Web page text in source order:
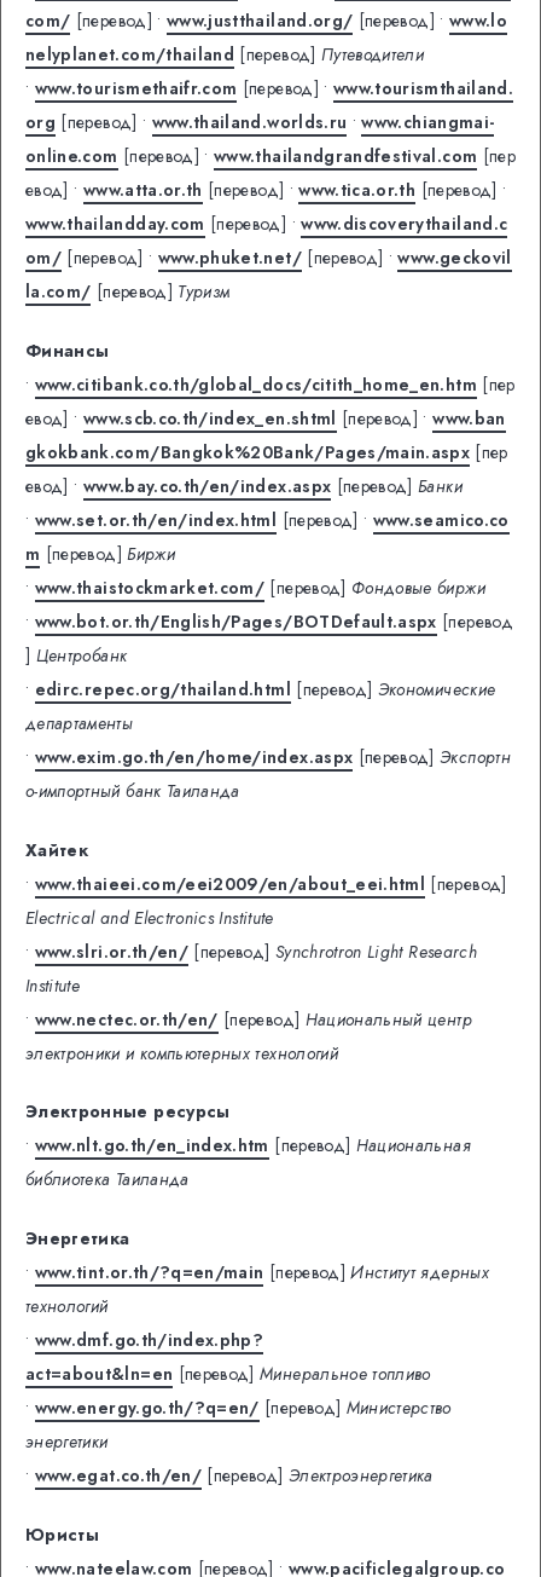
com/ [перевод] • www.justthailand.org/ [перевод] • www.lo
nelyplanet.com/thailand [перевод] Путеводители
• www.tourismethaifr.com [перевод] • www.tourismthailand.
org [перевод] • www.thailand.worlds.ru •www.chiangmai-
online.com [перевод] •www.thailandgrandfestival.com [пер
евод] • www.atta.or.th [перевод] •www.tica.or.th [перевод] •
www.thailandday.com [перевод] •www.discoverythailand.c
om/ [перевод] • www.phuket.net/ [перевод] •www.geckovil
la.com/ [перевод] Туризм
Финансы
• www.citibank.co.th/global_docs/citith_home_en.htm [пер
евод] • www.scb.co.th/index_en.shtml [перевод] •www.ban
gkokbank.com/Bangkok%20Bank/Pages/main.aspx [пер
евод] • www.bay.co.th/en/index.aspx [перевод] Банки
• www.set.or.th/en/index.html [перевод] • www.seamico.co
m [перевод] Биржи
• www.thaistockmarket.com/ [перевод] Фондовые биржи
• www.bot.or.th/English/Pages/BOTDefault.aspx [перевод
] Центробанк
• edirc.repec.org/thailand.html [перевод] Экономические
департаменты
• www.exim.go.th/en/home/index.aspx [перевод] Экспортн
о-импортный банк Таиланда
Хайтек
• www.thaieei.com/eei2009/en/about_eei.html [перевод]
Electrical and Electronics Institute
• www.slri.or.th/en/ [перевод] Synchrotron Light Research
Institute
• www.nectec.or.th/en/ [перевод] Национальный центр
электроники и компьютерных технологий
Электронные ресурсы
• www.nlt.go.th/en_index.htm [перевод] Национальная
библиотека Таиланда
Энергетика
• www.tint.or.th/?q=en/main [перевод] Институт ядерных
технологий
• www.dmf.go.th/index.php?
act=about&ln=en [перевод] Минеральное топливо
• www.energy.go.th/?q=en/ [перевод] Министерство
энергетики
• www.egat.co.th/en/ [перевод] Электроэнергетика
Юристы
• www.nateelaw.com [перевод] • www.pacificlegalgroup.co